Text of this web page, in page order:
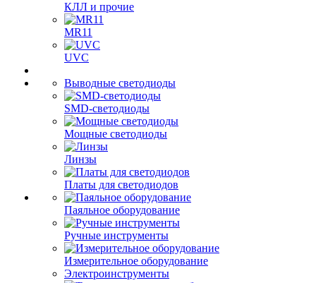
КЛЛ и прочие
MR11
UVC
Выводные светодиоды
SMD-светодиоды
Мощные светодиоды
Линзы
Платы для светодиодов
Паяльное оборудование
Ручные инструменты
Измерительное оборудование
Электроинструменты